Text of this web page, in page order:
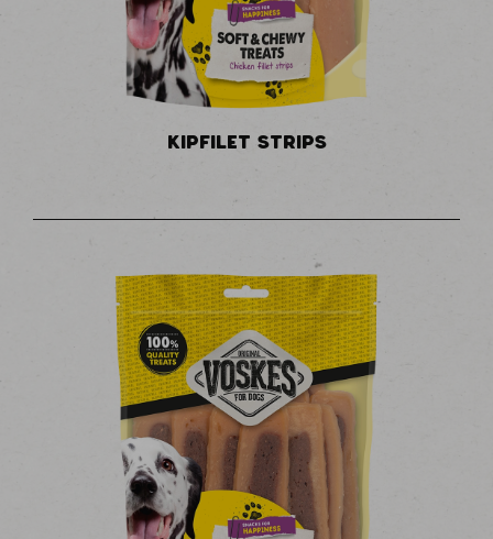
KIPFILET STRIPS